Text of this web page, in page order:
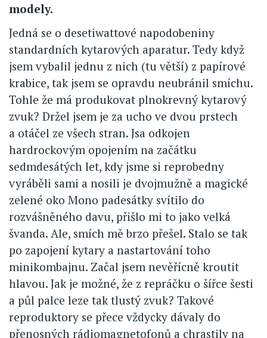
modely.
Jedná se o desetiwattové napodobeniny
standardních kytarových aparatur. Tedy když
jsem vybalil jednu z nich (tu větší) z papírové
krabice, tak jsem se opravdu neubránil smíchu.
Tohle že má produkovat plnokrevný kytarový
zvuk? Držel jsem je za ucho ve dvou prstech
a otáčel ze všech stran. Jsa odkojen
hardrockovým opojením na začátku
sedmdesátých let, kdy jsme si reprobedny
vyráběli sami a nosili je dvojmužně a magické
zelené oko Mono padesátky svítilo do
rozvášněného davu, přišlo mi to jako velká
švanda. Ale, smích mě brzo přešel. Stalo se tak
po zapojení kytary a nastartování toho
minikombajnu. Začal jsem nevěřícně kroutit
hlavou. Jak je možné, že z repráčku o šířce šesti
a půl palce leze tak tlustý zvuk? Takové
reproduktory se přece vždycky dávaly do
přenosných rádiomagnetofonů a chrastily na